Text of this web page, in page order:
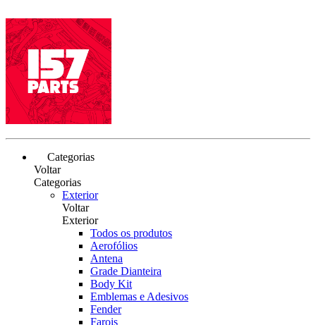
Categorias
Voltar
Categorias
Exterior
Voltar
Exterior
Todos os produtos
Aerofólios
Antena
Grade Dianteira
Body Kit
Emblemas e Adesivos
Fender
Farois